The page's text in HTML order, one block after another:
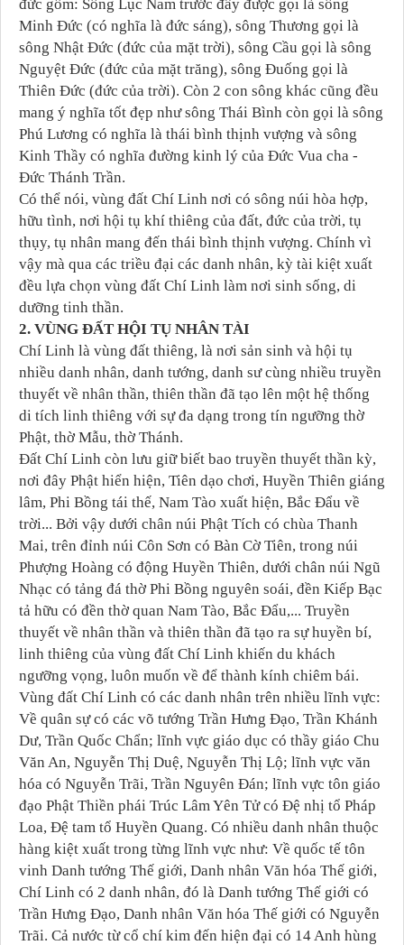
đức gồm: Sông Lục Nam trước đây được gọi là sông
Minh Đức (có nghĩa là đức sáng), sông Thương gọi là
sông Nhật Đức (đức của mặt trời), sông Cầu gọi là sông
Nguyệt Đức (đức của mặt trăng), sông Đuống gọi là
Thiên Đức (đức của trời). Còn 2 con sông khác cũng đều
mang ý nghĩa tốt đẹp như sông Thái Bình còn gọi là sông
Phú Lương có nghĩa là thái bình thịnh vượng và sông
Kinh Thầy có nghĩa đường kinh lý của Đức Vua cha -
Đức Thánh Trần.
Có thể nói, vùng đất Chí Linh nơi có sông núi hòa hợp,
hữu tình, nơi hội tụ khí thiêng của đất, đức của trời, tụ
thụy, tụ nhân mang đến thái bình thịnh vượng. Chính vì
vậy mà qua các triều đại các danh nhân, kỳ tài kiệt xuất
đều lựa chọn vùng đất Chí Linh làm nơi sinh sống, di
dưỡng tinh thần.
2. VÙNG ĐẤT HỘI TỤ NHÂN TÀI
Chí Linh là vùng đất thiêng, là nơi sản sinh và hội tụ
nhiều danh nhân, danh tướng, danh sư cùng nhiều truyền
thuyết về nhân thần, thiên thần đã tạo lên một hệ thống
di tích linh thiêng với sự đa dạng trong tín ngưỡng thờ
Phật, thờ Mẫu, thờ Thánh.
Đất Chí Linh còn lưu giữ biết bao truyền thuyết thần kỳ,
nơi đây Phật hiển hiện, Tiên dạo chơi, Huyền Thiên giáng
lâm, Phi Bồng tái thế, Nam Tào xuất hiện, Bắc Đẩu về
trời... Bởi vậy dưới chân núi Phật Tích có chùa Thanh
Mai, trên đỉnh núi Côn Sơn có Bàn Cờ Tiên, trong núi
Phượng Hoàng có động Huyền Thiên, dưới chân núi Ngũ
Nhạc có tảng đá thờ Phi Bồng nguyên soái, đền Kiếp Bạc
tả hữu có đền thờ quan Nam Tào, Bắc Đẩu,... Truyền
thuyết về nhân thần và thiên thần đã tạo ra sự huyền bí,
linh thiêng của vùng đất Chí Linh khiến du khách
ngưỡng vọng, luôn muốn về để thành kính chiêm bái.
Vùng đất Chí Linh có các danh nhân trên nhiều lĩnh vực:
Về quân sự có các võ tướng Trần Hưng Đạo, Trần Khánh
Dư, Trần Quốc Chẩn; lĩnh vực giáo dục có thầy giáo Chu
Văn An, Nguyễn Thị Duệ, Nguyễn Thị Lộ; lĩnh vực văn
hóa có Nguyễn Trãi, Trần Nguyên Đán; lĩnh vực tôn giáo
đạo Phật Thiền phái Trúc Lâm Yên Tử có Đệ nhị tổ Pháp
Loa, Đệ tam tổ Huyền Quang. Có nhiều danh nhân thuộc
hàng kiệt xuất trong từng lĩnh vực như: Về quốc tế tôn
vinh Danh tướng Thế giới, Danh nhân Văn hóa Thế giới,
Chí Linh có 2 danh nhân, đó là Danh tướng Thế giới có
Trần Hưng Đạo, Danh nhân Văn hóa Thế giới có Nguyễn
Trãi. Cả nước từ cổ chí kim đến hiện đại có 14 Anh hùng